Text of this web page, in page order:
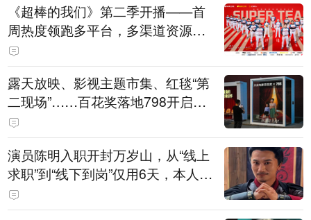
《超棒的我们》第二季开播——首
周热度领跑多平台，多渠道资源加
持助推棒球文化出圈
露天放映、影视主题市集、红毯“第
二现场”……百花奖落地798开启城
市文化体验新场景
演员陈明入职开封万岁山，从“线上
求职”到“线下到岗”仅用6天，本人发
声